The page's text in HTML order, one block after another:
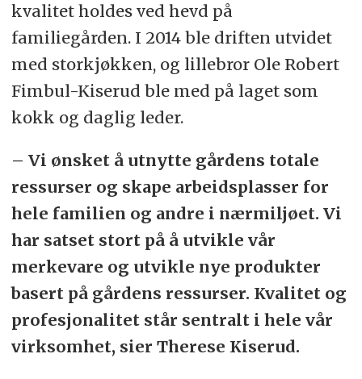
kvalitet holdes ved hevd på
familiegården. I 2014 ble driften utvidet
med storkjøkken, og lillebror Ole Robert
Fimbul-Kiserud ble med på laget som
kokk og daglig leder.
– Vi ønsket å utnytte gårdens totale
ressurser og skape arbeidsplasser for
hele familien og andre i nærmiljøet. Vi
har satset stort på å utvikle vår
merkevare og utvikle nye produkter
basert på gårdens ressurser. Kvalitet og
profesjonalitet står sentralt i hele vår
virksomhet, sier Therese Kiserud.